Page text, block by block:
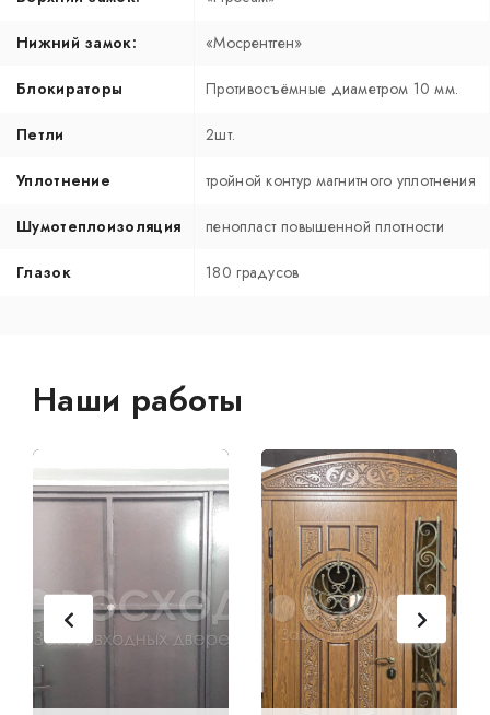
Нижний замок: «Мосрентген»
Блокираторы Противосъёмные диаметром 10 мм.
Петли 2шт.
Уплотнение тройной контур магнитного уплотнения
Шумотеплоизоляция пенопласт повышенной плотности
Глазок 180 градусов
Наши работы